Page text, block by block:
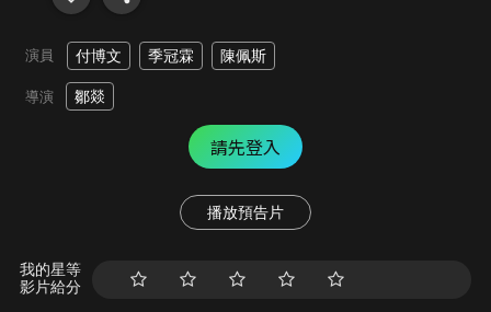
演員 付博文 季冠霖 陳佩斯
導演 鄒燚
請先登入
播放預告片
我的星等
影片給分